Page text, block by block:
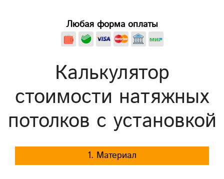
Любая форма оплаты
Калькулятор
стоимости натяжных
потолков с установкой
1. Материал